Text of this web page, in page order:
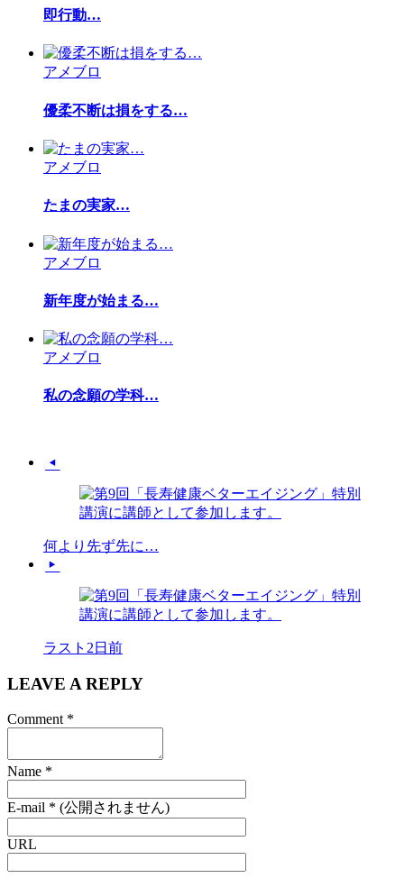
即行動…
アメブロ
優柔不断は損をする…
アメブロ
たまの実家…
アメブロ
新年度が始まる…
アメブロ
私の念願の学科…
何より先ず先に…
ラスト2日前
LEAVE A REPLY
Comment *
Name *
E-mail * (公開されません)
URL